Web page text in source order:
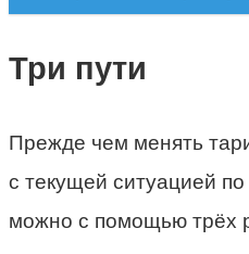
Три пути
Прежде чем менять
с текущей ситуацией
можно с помощью трёх